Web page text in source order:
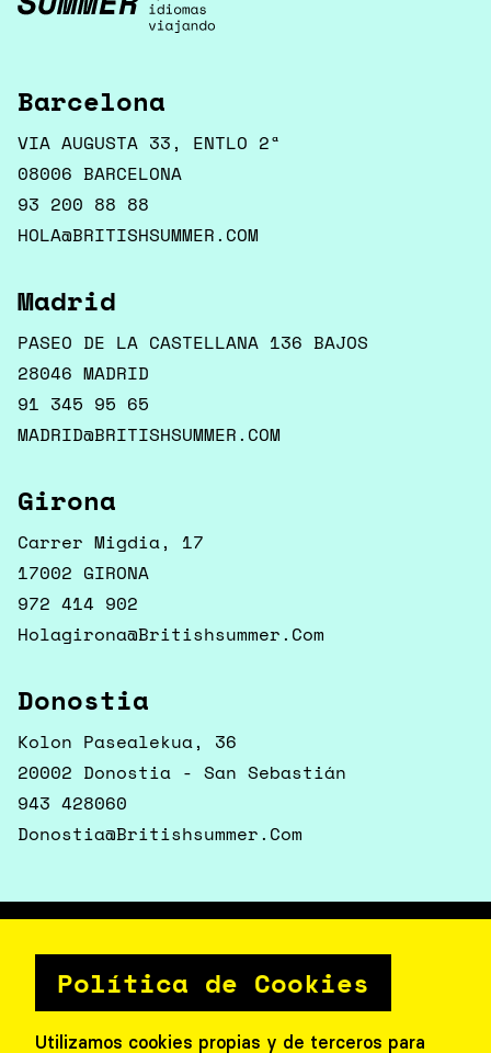
Barcelona
VIA AUGUSTA 33, ENTLO 2ª
08006 BARCELONA
93 200 88 88
HOLA@BRITISHSUMMER.COM
Madrid
PASEO DE LA CASTELLANA 136 BAJOS
28046 MADRID
91 345 95 65
MADRID@BRITISHSUMMER.COM
Girona
Carrer Migdia, 17
17002 GIRONA
972 414 902
Holagirona@britishsummer.com
Donostia
Kolon Pasealekua, 36
20002 Donostia - San Sebastián
943 428060
Donostia@britishsummer.com
Segueix-nos
Política de Cookies
Utilizamos cookies propias y de terceros para